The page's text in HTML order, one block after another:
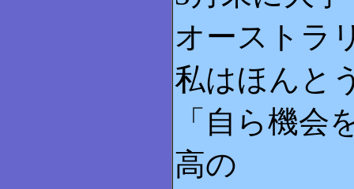
オーストラ
私はほんと
「自ら機
高の